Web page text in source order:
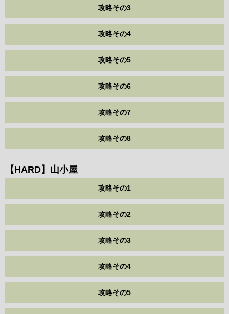
攻略その3
攻略その4
攻略その5
攻略その6
攻略その7
攻略その8
【HARD】山小屋
攻略その1
攻略その2
攻略その3
攻略その4
攻略その5